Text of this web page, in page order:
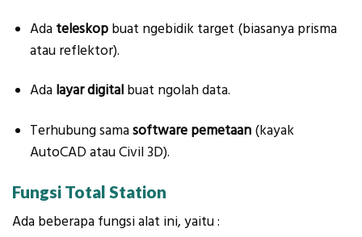
Ada teleskop buat ngebidik target (biasanya prisma
atau reflektor).
Ada layar digital buat ngolah data.
Terhubung samasoftware pemetaan (kayak
AutoCAD atau Civil 3D).
Fungsi Total Station
Ada beberapa fungsi alat ini, yaitu :